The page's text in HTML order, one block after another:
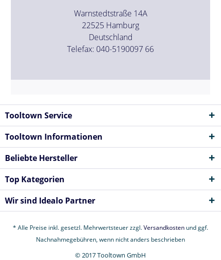
Warnstedtstraße 14A
22525 Hamburg
Deutschland
Telefax: 040-5190097 66
Tooltown Service
Tooltown Informationen
Beliebte Hersteller
Top Kategorien
Wir sind Idealo Partner
* Alle Preise inkl. gesetzl. Mehrwertsteuer zzgl.Versandkosten und ggf.
Nachnahmegebühren, wenn nicht anders beschrieben
© 2017 Tooltown GmbH